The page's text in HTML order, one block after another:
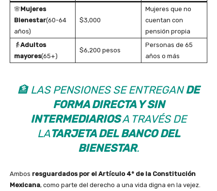
🌸Mujeres
Bienestar(60-64
años)
$3,000
Mujeres que no
cuentan con
pensión propia
👵Adultos
mayores(65+)
$6,200 pesos
Personas de 65
años o más
🏦 LAS PENSIONES SE ENTREGANDE
FORMA DIRECTA Y SIN
INTERMEDIARIOSA TRAVÉS DE
LATARJETA DEL BANCO DEL
BIENESTAR.
Ambos resguardados por el Artículo 4° de la Constitución
Mexicana, como parte del derecho a una vida digna en la vejez.